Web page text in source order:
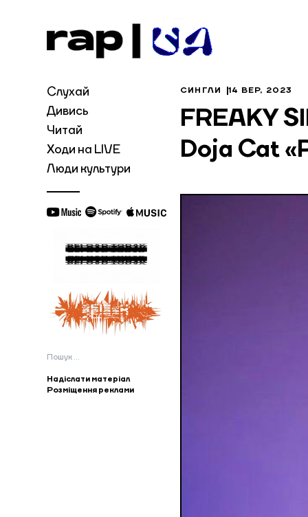
Слухай
Дивись
Читай
Ходи на LIVE
Люди культури
Пошук:
Надіслати матеріал
Розміщення реклами
СИНГЛИ 14 ВЕР, 2023
FREAKY
Doja Cat